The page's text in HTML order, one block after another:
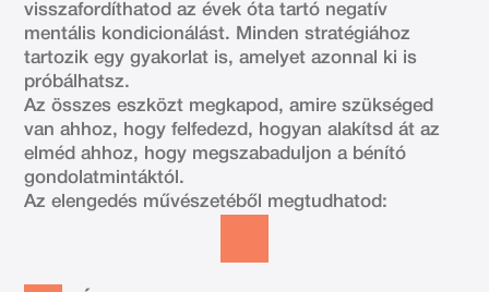
visszafordíthatod az évek óta tartó negatív
mentális kondicionálást. Minden stratégiához
tartozik egy gyakorlat is, amelyet azonnal ki is
próbálhatsz.
Az összes eszközt megkapod, amire szükséged
van ahhoz, hogy felfedezd, hogyan alakítsd át az
elméd ahhoz, hogy megszabaduljon a bénító
gondolatmintáktól.
Az elengedés művészetéből megtudhatod: